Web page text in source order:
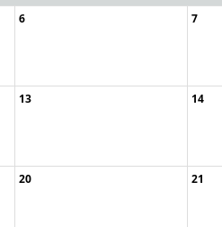
6 7
13 14
20 21